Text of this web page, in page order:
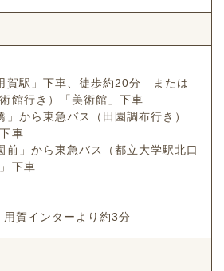
賀駅」下車、徒歩約20分 または
館行き）「美術館」下車
から東急バス（田園調布行き）
車
前」から東急バス（都立大学駅北口
下車
賀インターより約3分